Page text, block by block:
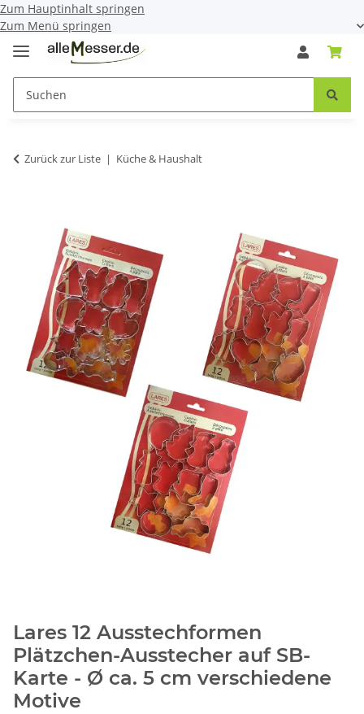
Zum Hauptinhalt springen
Zum Menü springen
Zurück zur Liste Küche & Haushalt
Lares 12 Ausstechformen
Plätzchen-Ausstecher auf SB-
Karte - Ø ca. 5 cm verschiedene
Motive